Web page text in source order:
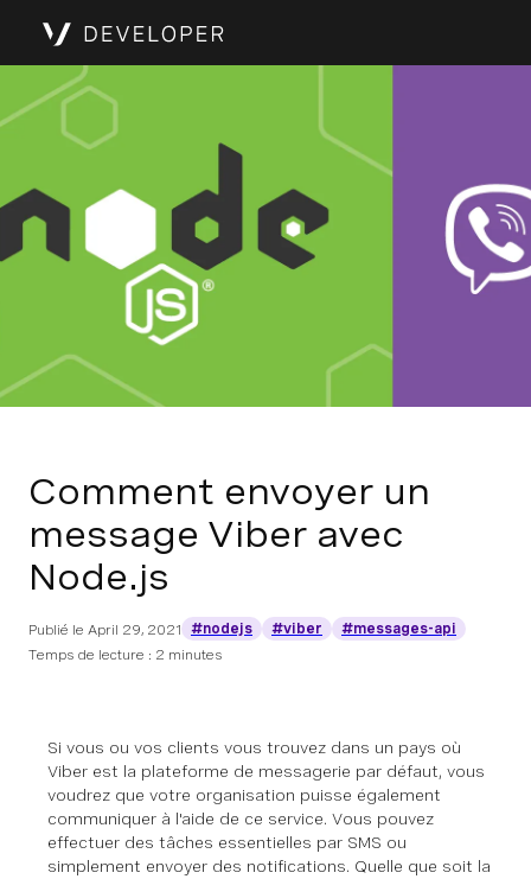
Comment envoyer un
message Viber avec
Node.js
Publié le April 29, 2021 #nodejs #viber
#messages-api
Temps de lecture : 2 minutes
Si vous ou vos clients vous trouvez dans un pays où
Viber est la plateforme de messagerie par défaut, vous
voudrez que votre organisation puisse également
communiquer à l'aide de ce service. Vous pouvez
effectuer des tâches essentielles par SMS ou
simplement envoyer des notifications. Quelle que soit la